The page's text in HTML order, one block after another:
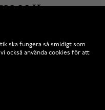
Kr
ska fungera så smidigt som
också använda cookies för att